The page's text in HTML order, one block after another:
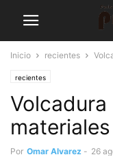
Inicio recientes
recientes
materiales
Por Omar Alvarez - 26